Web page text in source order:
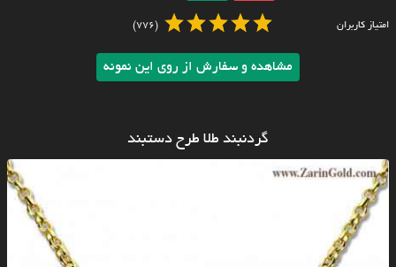
امتیاز کاربران (776)
مشاهده و سفارش از روی این نمونه
گردنبند طلا طرح دستبند